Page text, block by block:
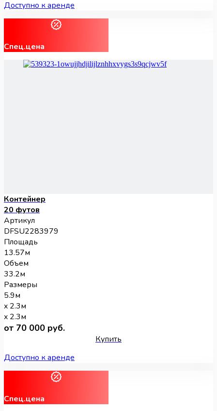
Доступно к аренде
Спец.цена
Контейнер
20 футов
Артикул
DFSU2283979
Площадь
13.57м
Объем
33.2м
Размеры
5.9м
x 2.3м
x 2.3м
от 70 000 руб.
Купить
Доступно к аренде
Спец.цена